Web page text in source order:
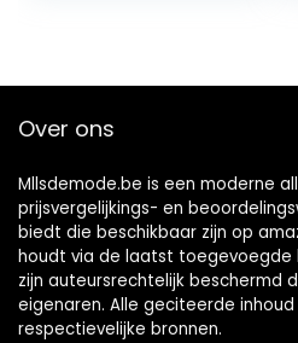
Accessoires
Over ons
Mllsdemode.be is een moderne
prijsvergelijkings- en
biedt die beschikbaar zijn op
houdt via de laatst toegevoegde
zijn auteursrechtelijk beschermd
eigenaren. Alle geciteerde
respectievelijke bronnen.